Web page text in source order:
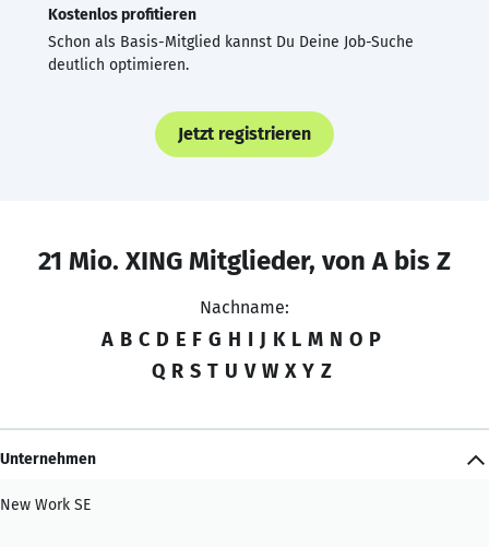
Kostenlos profitieren
Schon als Basis-Mitglied kannst Du Deine Job-Suche
deutlich optimieren.
Jetzt registrieren
21 Mio. XING Mitglieder, von A bis Z
Nachname:
A B C D E F G H I J K L M N O P
Q R S T U V W X Y Z
Unternehmen
New Work SE